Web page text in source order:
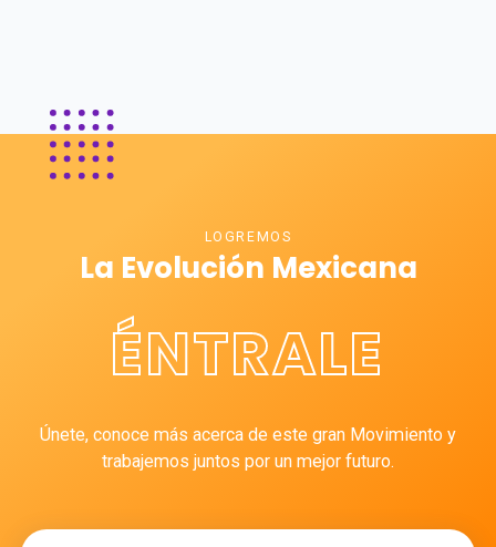
LOGREMOS
La Evolución Mexicana
ÉNTRALE
Únete, conoce más acerca de este gran Movimiento y
trabajemos juntos por un mejor futuro.